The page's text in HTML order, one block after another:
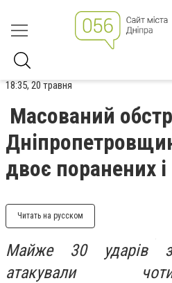
18:35, 20 травня
Масований
двоє поранених
Читать на русском
Майже 30 ударів
атакували